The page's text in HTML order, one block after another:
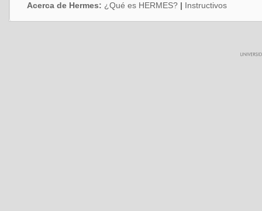
Acerca de Hermes: ¿Qué es HERMES? | Instructivos